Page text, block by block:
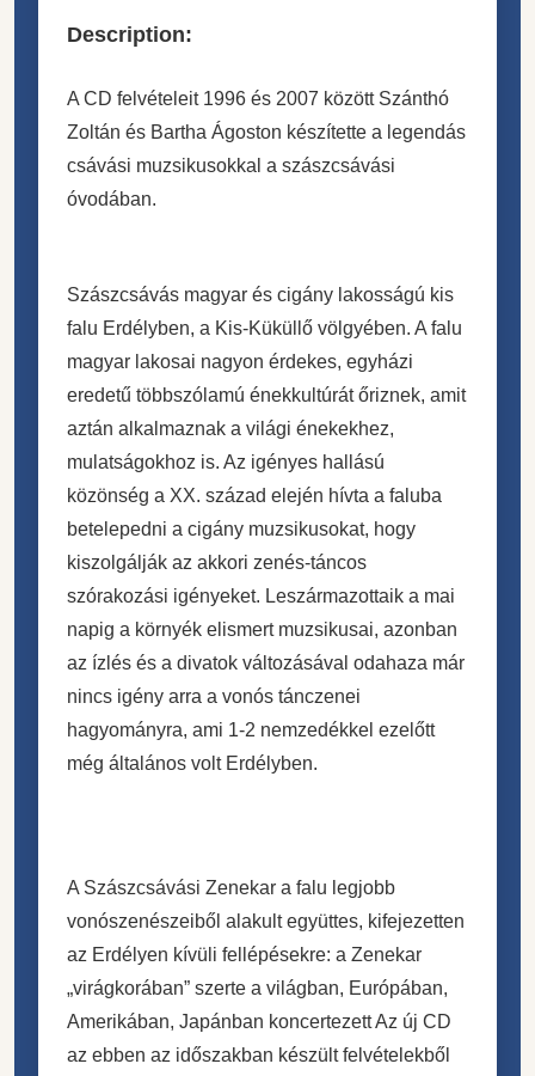
Description:
A CD felvételeit 1996 és 2007 között Szánthó
Zoltán és Bartha Ágoston készítette a legendás
csávási muzsikusokkal a szászcsávási
óvodában.
Szászcsávás magyar és cigány lakosságú kis
falu Erdélyben, a Kis-Küküllő völgyében. A falu
magyar lakosai nagyon érdekes, egyházi
eredetű többszólamú énekkultúrát őriznek, amit
aztán alkalmaznak a világi énekekhez,
mulatságokhoz is. Az igényes hallású
közönség a XX. század elején hívta a faluba
betelepedni a cigány muzsikusokat, hogy
kiszolgálják az akkori zenés-táncos
szórakozási igényeket. Leszármazottaik a mai
napig a környék elismert muzsikusai, azonban
az ízlés és a divatok változásával odahaza már
nincs igény arra a vonós tánczenei
hagyományra, ami 1-2 nemzedékkel ezelőtt
még általános volt Erdélyben.
A Szászcsávási Zenekar a falu legjobb
vonószenészeiből alakult együttes, kifejezetten
az Erdélyen kívüli fellépésekre: a Zenekar
„virágkorában” szerte a világban, Európában,
Amerikában, Japánban koncertezett Az új CD
az ebben az időszakban készült felvételekből